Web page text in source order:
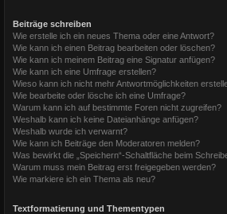
Beiträge schreiben
Wie erstelle ich ein neues Thema oder eine Antwort?
Wie kann ich einen Beitrag bearbeiten oder löschen?
Wie kann ich meinem Beitrag eine Signatur anfügen?
Wie kann ich eine Umfrage erstellen?
Wieso kann ich nicht mehr Antwortmöglichkeiten
Wie bearbeite oder lösche ich eine Umfrage?
Warum kann ich auf bestimmte Foren nicht zugreifen?
Weshalb kann ich keine Dateianhänge anfügen?
Weshalb wurde ich verwarnt?
Wie kann ich Beiträge den Moderatoren melden?
Was bewirkt die „Speichern“-Schaltfläche beim
Warum muss mein Beitrag erst freigegeben werden?
Wie markiere ich ein Thema als neu?
Textformatierung und Thementypen